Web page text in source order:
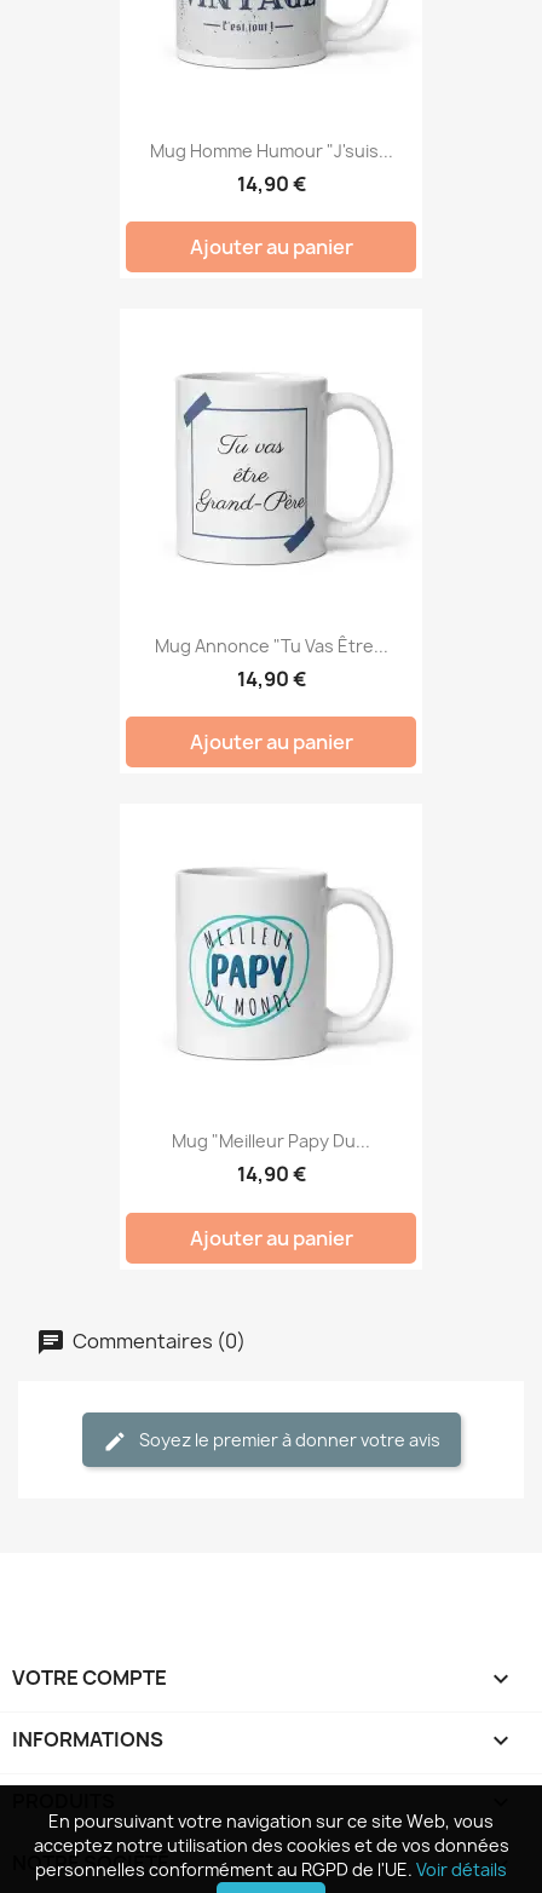
En poursuivant votre navigation sur ce site Web, vous
acceptez notre utilisation des cookies et de vos données
personnelles conformément au RGPD de l'UE. Voir détails
Mug Homme Humour "J'suis...
14,90 €
Ajouter au panier
Mug Annonce "Tu Vas Être...
14,90 €
Ajouter au panier
Mug "Meilleur Papy Du...
14,90 €
Ajouter au panier
Commentaires (0)
Soyez le premier à donner votre avis
VOTRE COMPTE 
INFORMATIONS keyboard_arrow_down
NOTRE SOCIÉTÉ 
En poursuivant votre navigation sur ce site Web, vous
acceptez notre utilisation des cookies et de vos données
personnelles conformément au RGPD de l'UE. Voir détails